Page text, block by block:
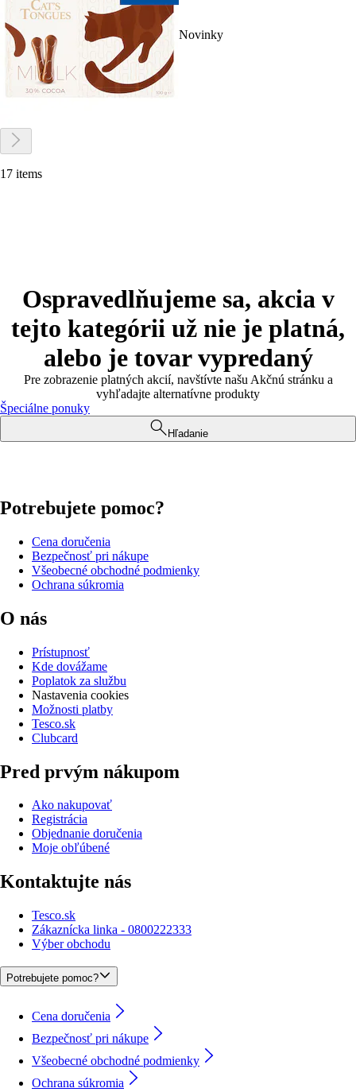
Novinky
17 items
Ospravedlňujeme sa, akcia v
tejto kategórii už nie je platná,
alebo je tovar vypredaný
Pre zobrazenie platných akcií, navštívte našu Akčnú stránku a
vyhľadajte alternatívne produkty
Špeciálne ponuky
Hľadanie
Potrebujete pomoc?
Cena doručenia
Bezpečnosť pri nákupe
Všeobecné obchodné podmienky
Ochrana súkromia
O nás
Prístupnosť
Kde dovážame
Poplatok za službu
Nastavenia cookies
Možnosti platby
Tesco.sk
Clubcard
Pred prvým nákupom
Ako nakupovať
Registrácia
Objednanie doručenia
Moje obľúbené
Kontaktujte nás
Tesco.sk
Zákaznícka linka - 0800222333
Výber obchodu
Potrebujete pomoc?
Cena doručenia
Bezpečnosť pri nákupe
Všeobecné obchodné podmienky
Ochrana súkromia